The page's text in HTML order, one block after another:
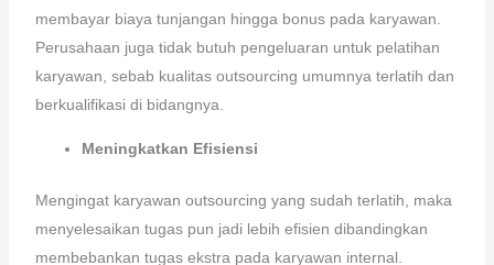
membayar biaya tunjangan hingga bonus pada karyawan.
Perusahaan juga tidak butuh pengeluaran untuk pelatihan
karyawan, sebab kualitas outsourcing umumnya terlatih dan
berkualifikasi di bidangnya.
Meningkatkan Efisiensi
Mengingat karyawan outsourcing yang sudah terlatih, maka
menyelesaikan tugas pun jadi lebih efisien dibandingkan
membebankan tugas ekstra pada karyawan internal.